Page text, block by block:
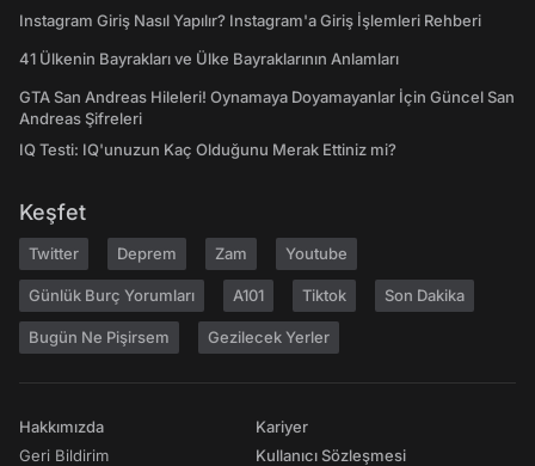
Instagram Giriş Nasıl Yapılır? Instagram'a Giriş İşlemleri Rehberi
41 Ülkenin Bayrakları ve Ülke Bayraklarının Anlamları
GTA San Andreas Hileleri! Oynamaya Doyamayanlar İçin Güncel San
Andreas Şifreleri
IQ Testi: IQ'unuzun Kaç Olduğunu Merak Ettiniz mi?
Keşfet
Twitter Deprem Zam Youtube
Günlük Burç Yorumları A101 Tiktok Son Dakika
Bugün Ne Pişirsem Gezilecek Yerler
Hakkımızda
Geri Bildirim
Kariyer
Kullanıcı Sözleşmesi